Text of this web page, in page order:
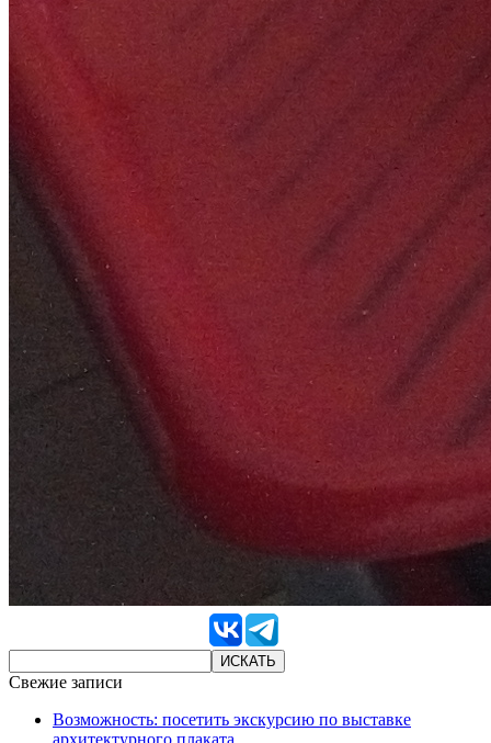
Свежие записи
Возможность: посетить экскурсию по выставке
архитектурного плаката